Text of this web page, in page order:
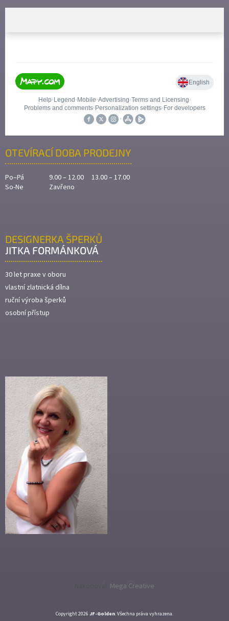
OTEVÍRACÍ DOBA PRODEJNY
Po–Pá
9.00 – 12.00 13.00 – 17.00
So-Ne
Zavřeno
DESIGNERKA ŠPERKŮ
JITKA FORMÁNKOVÁ
30 let praxe v oboru
vlastní zlatnická dílna
ruční výroba šperků
osobní přístup
Nakodoval: Mega Creative
Copyright 2026 JF-Golden. Všechna práva vyhrazena.